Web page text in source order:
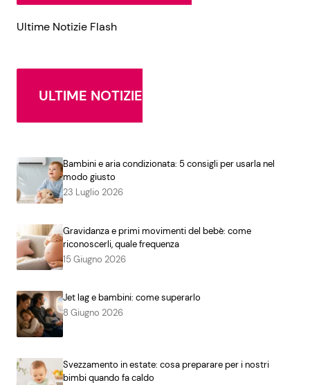
Ultime Notizie Flash
ULTIME NOTIZIE
Bambini e aria condizionata: 5 consigli per usarla nel
modo giusto
23 Luglio 2026
Gravidanza e primi movimenti del bebè: come
riconoscerli, quale frequenza
15 Giugno 2026
Jet lag e bambini: come superarlo
8 Giugno 2026
Svezzamento in estate: cosa preparare per i nostri
bimbi quando fa caldo